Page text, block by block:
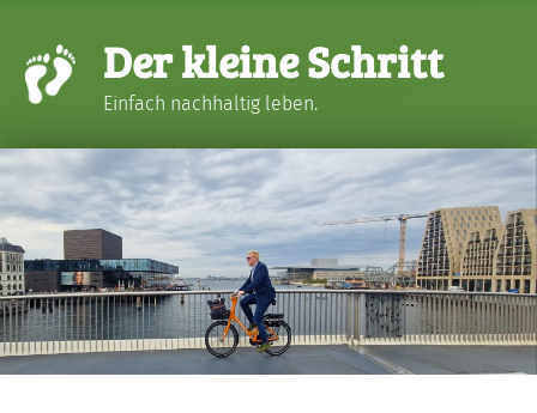
Der kleine Schritt
Einfach nachhaltig leben.